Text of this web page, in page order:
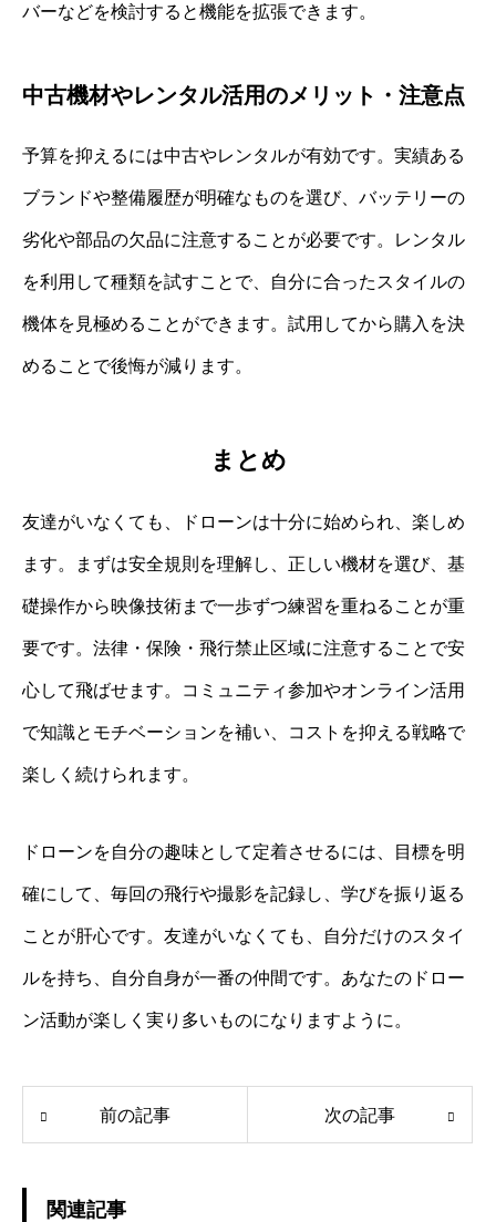
バーなどを検討すると機能を拡張できます。
中古機材やレンタル活用のメリット・注意点
予算を抑えるには中古やレンタルが有効です。実績ある
ブランドや整備履歴が明確なものを選び、バッテリーの
劣化や部品の欠品に注意することが必要です。レンタル
を利用して種類を試すことで、自分に合ったスタイルの
機体を見極めることができます。試用してから購入を決
めることで後悔が減ります。
まとめ
友達がいなくても、ドローンは十分に始められ、楽しめ
ます。まずは安全規則を理解し、正しい機材を選び、基
礎操作から映像技術まで一歩ずつ練習を重ねることが重
要です。法律・保険・飛行禁止区域に注意することで安
心して飛ばせます。コミュニティ参加やオンライン活用
で知識とモチベーションを補い、コストを抑える戦略で
楽しく続けられます。
ドローンを自分の趣味として定着させるには、目標を明
確にして、毎回の飛行や撮影を記録し、学びを振り返る
ことが肝心です。友達がいなくても、自分だけのスタイ
ルを持ち、自分自身が一番の仲間です。あなたのドロー
ン活動が楽しく実り多いものになりますように。
前の記事 次の記事
関連記事